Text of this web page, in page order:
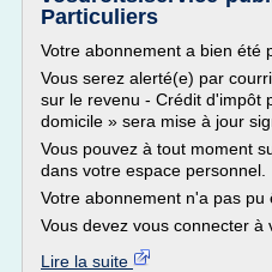
Particuliers
Votre abonnement a bien été
Vous serez alerté(e) par
sur le revenu - Crédit d'impôt
domicile » sera mise à jour
Vous pouvez à tout moment
dans votre espace personnel.
Votre abonnement n'a pas pu
Vous devez vous connecter à
Lire la suite